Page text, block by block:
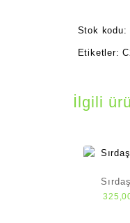
Stok kodu:
Etiketler:
İlgili